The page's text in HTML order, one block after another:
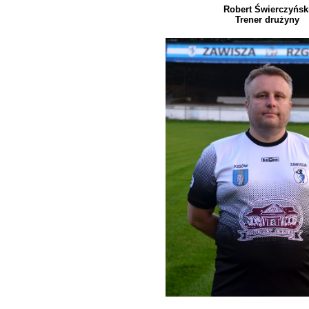
Robert
Trener drużyny